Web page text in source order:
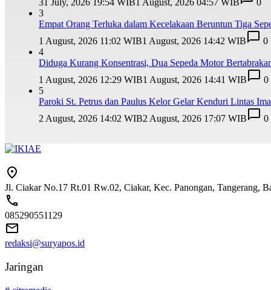
3
Empat Orang Terluka dalam Kecelakaan Beruntun Tiga
1 August, 2026 11:02 WIB1 August, 2026 14:42 WIB
0
4
Diduga Kurang Konsentrasi, Dua Sepeda Motor
1 August, 2026 12:29 WIB1 August, 2026 14:41 WIB
0
5
Paroki St. Petrus dan Paulus Kelor Gelar Kenduri Lintas
2 August, 2026 14:02 WIB2 August, 2026 17:07 WIB 0
Jl. Ciakar No.17 Rt.01 Rw.02, Ciakar, Kec. Panongan, Tangerang,
085290551129
redaksi@suryapos.id
Jaringan